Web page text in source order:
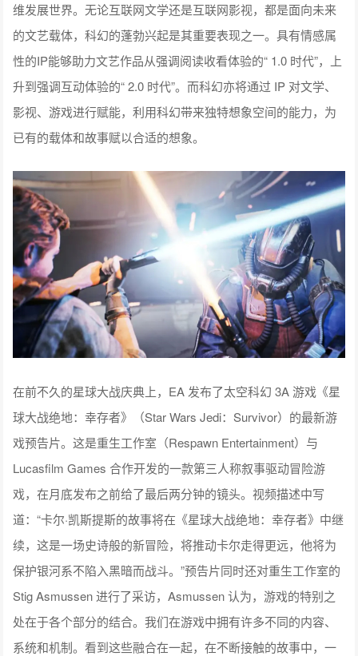
维发展世界。无论互联网文学还是互联网影视，都是面向未来
的文艺载体，科幻的蓬勃兴起是其重要表现之一。具有情感属
性的IP能够助力文艺作品从强调阅读收看体验的“ 1.0 时代”，上
升到强调互动体验的“ 2.0 时代”。而科幻亦将通过 IP 对文学、
影视、游戏进行赋能，利用科幻带来独特想象空间的能力，为
已有的载体和故事赋以合适的想象。
在前不久的星球大战庆典上，EA 发布了太空科幻 3A 游戏《星
球大战绝地：幸存者》（Star Wars Jedi：Survivor）的最新游
戏预告片。这是重生工作室（Respawn Entertainment）与
Lucasfilm Games 合作开发的一款第三人称叙事驱动冒险游
戏，在月底发布之前给了最后两分钟的镜头。视频描述中写
道：“卡尔·凯斯提斯的故事将在《星球大战绝地：幸存者》中继
续，这是一场史诗般的新冒险，将推动卡尔走得更远，他将为
保护银河系不陷入黑暗而战斗。”预告片同时还对重生工作室的
Stig Asmussen 进行了采访，Asmussen 认为，游戏的特别之
处在于各个部分的结合。我们在游戏中拥有许多不同的内容、
系统和机制。看到这些融合在一起，在不断接触的故事中，一